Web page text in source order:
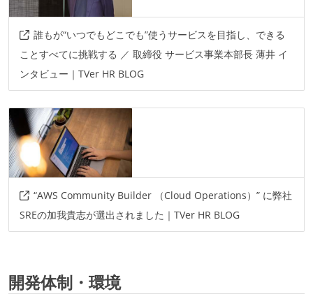
誰もが“いつでもどこでも”使うサービスを目指し、できる
ことすべてに挑戦する ／ 取締役 サービス事業本部長 薄井 イ
ンタビュー｜TVer HR BLOG
“AWS Community Builder （Cloud Operations）” に弊社
SREの加我貴志が選出されました｜TVer HR BLOG
開発体制・環境